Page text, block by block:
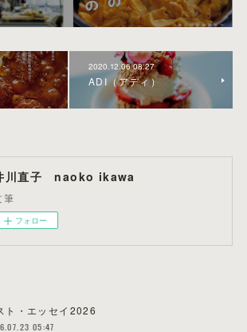
2020.12.06 08:27
ADI（アディ）
川直子 naoko ikawa
筆
フォロー
ト・エッセイ2026
05:47